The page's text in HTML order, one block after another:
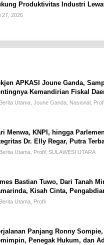
Produktivitas Industri
Daya PT J Resources
27, 2026
APKASI Joune Ganda,
Kemandirian Fiskal
Pimpinan DPR-RI
Utama, Joune Ganda, Nasional, Profil
Menwa, KNPI, hingga
Dr. Elly Regar, Putra
Disegani Lintas Generasi
Utama, Profil, SULAWESI UTARA
Bastian Tuwo, Dari Tanah
Kisah Cinta,
Utama, Profil
Panjang Ronny
Penegak Hukum, dan